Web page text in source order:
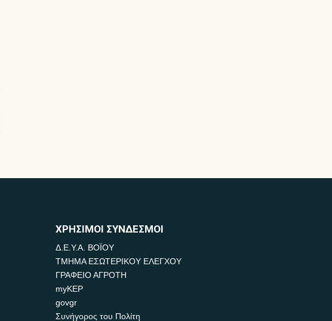
ΧΡΗΣΙΜΟΙ ΣΥΝΔΕΣΜΟΙ
Δ.Ε.Υ.Α. ΒΟΪΟΥ
ΤΜΗΜΑ ΕΣΩΤΕΡΙΚΟΥ ΕΛΕΓΧΟΥ
ΓΡΑΦΕΙΟ ΑΓΡΟΤΗ
myKEP
govgr
Συνήγορος του Πολίτη